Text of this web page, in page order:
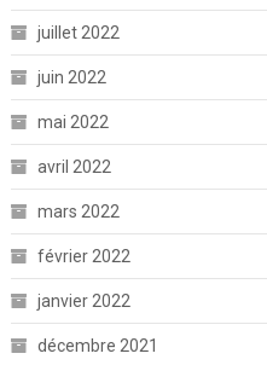
juillet 2022
juin 2022
mai 2022
avril 2022
mars 2022
février 2022
janvier 2022
décembre 2021